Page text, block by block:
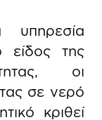
είδος της
οι
σε νερό
κριθεί